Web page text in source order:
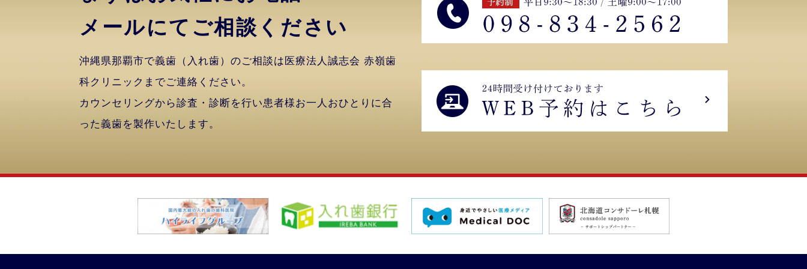
メールにてご相談ください
沖縄県那覇市で義歯（入れ歯）のご相談は医療法人誠志会 赤嶺歯
科クリニックまでご連絡ください。
カウンセリングから診査・診断を行い患者様お一人おひとりに合
った義歯を製作いたします。